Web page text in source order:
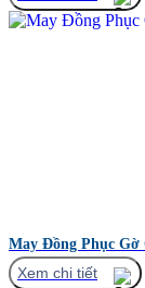
May Đồng Phục Gờ
Xem chi tiết